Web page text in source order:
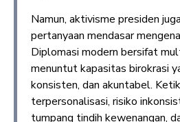
Namun, aktivisme presiden
pertanyaan mendasar
Diplomasi modern bersifat
menuntut kapasitas birokrasi
konsisten, dan akuntabel.
terpersonalisasi, risiko
tumpang tindih kewenangan,